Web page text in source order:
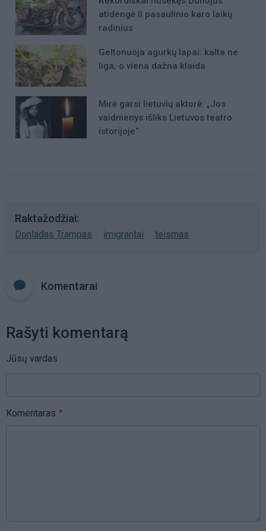
atidengė II pasaulinio karo laikų
radinius
Geltonuoja agurkų lapai: kalta ne
liga, o viena dažna klaida
Mirė garsi lietuvių aktorė: „Jos
vaidmenys išliks Lietuvos teatro
istorijoje“
Raktažodžiai
Donladas Trampas imigrantai teismas
Komentarai
Rašyti komentarą
Jūsų vardas
Komentaras